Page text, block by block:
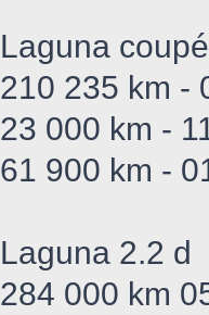
Laguna
210 235 km -
23 000 km -
61 900 km -
Laguna 2.2 d
284 000 km